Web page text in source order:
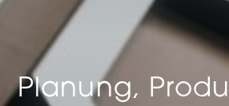
Planung,